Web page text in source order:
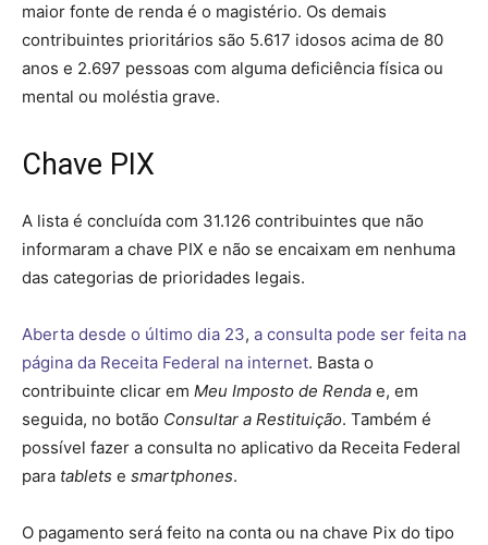
maior fonte de renda é o magistério. Os demais
contribuintes prioritários são 5.617 idosos acima de 80
anos e 2.697 pessoas com alguma deficiência física ou
mental ou moléstia grave.
Chave PIX
A lista é concluída com 31.126 contribuintes que não
informaram a chave PIX e não se encaixam em nenhuma
das categorias de prioridades legais.
Aberta desde o último dia 23, a consulta pode ser feita na
página da Receita Federal na internet. Basta o
contribuinte clicar em Meu Imposto de Renda e, em
seguida, no botão Consultar a Restituição. Também é
possível fazer a consulta no aplicativo da Receita Federal
para tablets e smartphones.
O pagamento será feito na conta ou na chave Pix do tipo